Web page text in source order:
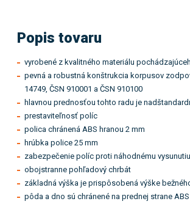
Popis tovaru
vyrobené z kvalitného materiálu
pevná a robustná konštrukcia korpusov
14749, ČSN 910001 a ČSN 910100
hlavnou prednosťou tohto radu je
prestaviteľnosť políc
polica chránená ABS hranou 2 mm
hrúbka police 25 mm
zabezpečenie políc proti náhodnému vysunutiu
obojstranne pohľadový chrbát
základná výška je prispôsobená výške
pôda a dno sú chránené na prednej strane